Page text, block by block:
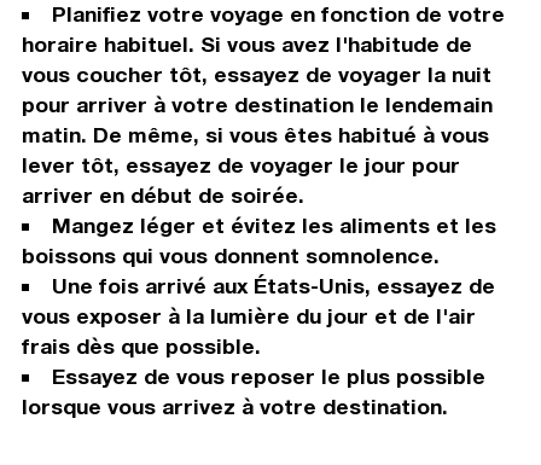
Planifiez votre voyage en fonction de votre
horaire habituel. Si vous avez l'habitude de
vous coucher tôt, essayez de voyager la nuit
pour arriver à votre destination le lendemain
matin. De même, si vous êtes habitué à vous
lever tôt, essayez de voyager le jour pour
arriver en début de soirée.
Mangez léger et évitez les aliments et les
boissons qui vous donnent somnolence.
Une fois arrivé aux États-Unis, essayez de
vous exposer à la lumière du jour et de l'air
frais dès que possible.
Essayez de vous reposer le plus possible
lorsque vous arrivez à votre destination.